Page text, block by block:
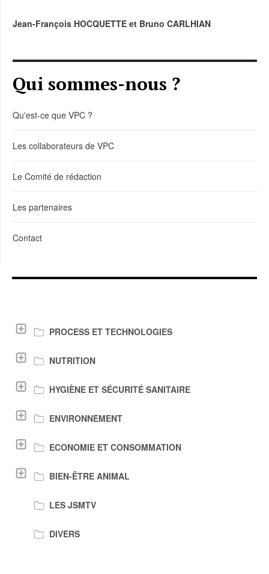
Jean-François HOCQUETTE et Bruno CARLHIAN
Qui sommes-nous ?
Qu'est-ce que VPC ?
Les collaborateurs de VPC
Le Comité de rédaction
Les partenaires
Contact
PROCESS ET TECHNOLOGIES
NUTRITION
HYGIÈNE ET SÉCURITÉ SANITAIRE
ENVIRONNEMENT
ECONOMIE ET CONSOMMATION
BIEN-ÊTRE ANIMAL
LES JSMTV
DIVERS